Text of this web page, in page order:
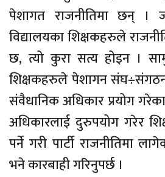
पेशागत राजनीतिमा छन् ।
विद्यालयका शिक्षकहरुले
छ, त्यो कुरा सत्य होइन ।
शिक्षकहरुले पेशागन
संवैधानिक अधिकार प्रयोग
अधिकारलाई दुरुपयोग गरेर
पर्ने गरी पार्टी राजनीतिमा
भने कारबाही गरिनुपर्छ ।